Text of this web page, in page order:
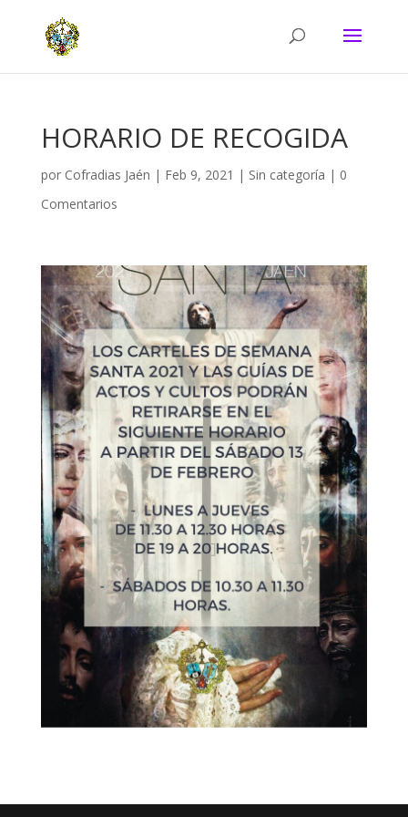
HORARIO DE RECOGIDA
por Cofradias Jaén | Feb 9, 2021 | Sin categoría | 0
Comentarios